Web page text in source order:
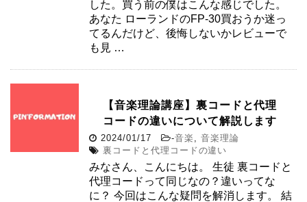
した。買う前の僕はこんな感じでした。
あなた ローランドのFP-30買おうか迷っ
てるんだけど、後悔しないかレビューで
も見 …
【音楽理論講座】裏コードと代理
コードの違いについて解説します
2024/01/17 -音楽 ,音楽理論
裏コードと代理コードの違い
みなさん、こんにちは。 生徒 裏コードと
代理コードって同じなの？違いってな
に？ 今回はこんな疑問を解消します。 結